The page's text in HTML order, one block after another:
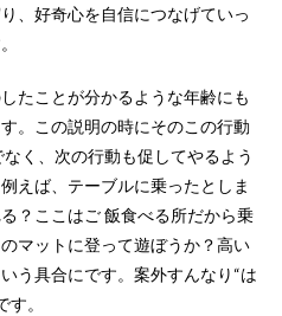
、好奇心を自信につなげていっ
たことが分かるような年齢にも
。この説明の時にそのこの行動
く、次の行動も促してやるよう
えば、テーブルに乗ったとしま
？ここはご 飯食べる所だから乗
マットに登って遊ぼうか？高い
う具合にです。案外すんなり“は
。